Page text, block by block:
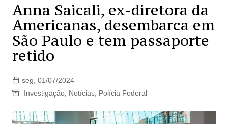
Anna Saicali, ex-diretora da
Americanas, desembarca em
São Paulo e tem passaporte
retido
seg, 01/07/2024
Investigação, Notícias, Polícia Federal